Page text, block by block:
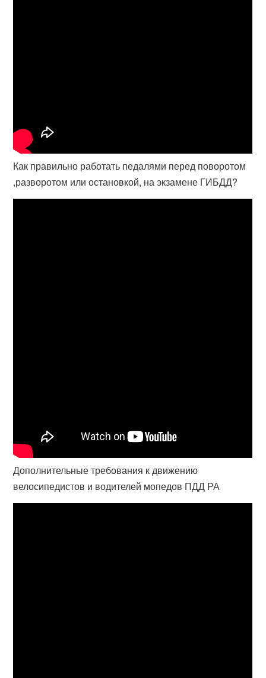
Как правильно работать педалями перед поворотом
,разворотом или остановкой, на экзамене ГИБДД?
Дополнительные требования к движению
велосипедистов и водителей мопедов ПДД РА